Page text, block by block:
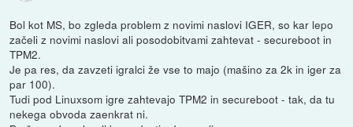
Bol kot MS, bo zgleda problem z novimi naslovi IGER, so kar lepo
začeli z novimi naslovi ali posodobitvami zahtevat - secureboot in
TPM2.
Je pa res, da zavzeti igralci že vse to majo (mašino za 2k in iger za
par 100).
Tudi pod Linuxsom igre zahtevajo TPM2 in secureboot - tak, da tu
nekega obvoda zaenkrat ni.